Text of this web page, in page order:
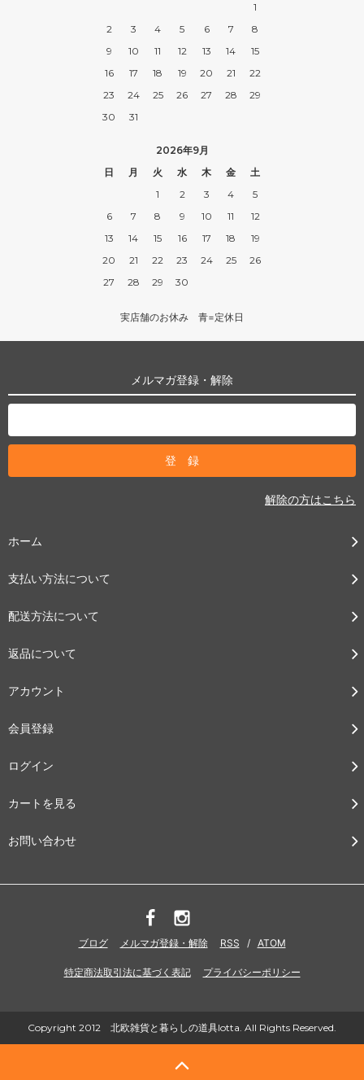
1
2
3 4 5 6 7
8
9
10 11 12 13 14
15
16
17 18 19 20 21
22
23
24 25 26 27 28
29
30
31
2026年9月
日
月 火 水 木 金
土
1
2 3 4
5
6
7 8 9 10 11
12
13
14 15 16 17 18
19
20
21 22 23 24 25
26
27
28 29 30
実店舗のお休み 青=定休日
メルマガ登録・解除
解除の方はこちら
ホーム
支払い方法について
配送方法について
返品について
アカウント
会員登録
ログイン
カートを見る
お問い合わせ
ブログ メルマガ登録・解除 RSS / ATOM
特定商法取引法に基づく表記 プライバシーポリシー
Copyright 2012 北欧雑貨と暮らしの道具lotta. All Rights Reserved.